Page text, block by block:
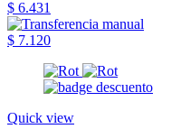
$ 6.431
$ 7.120
Quick view